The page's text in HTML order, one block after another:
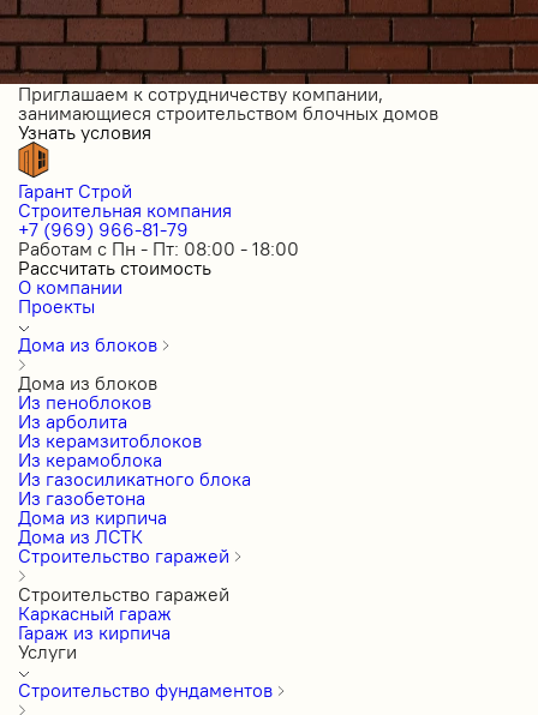
Приглашаем к сотрудничеству компании,
занимающиеся строительством блочных домов
Узнать условия
Гарант Строй
Строительная компания
+7 (969) 966-81-79
Работам с Пн - Пт: 08:00 - 18:00
Рассчитать стоимость
О компании
Проекты
Дома из блоков
Дома из блоков
Из пеноблоков
Из арболита
Из керамзитоблоков
Из керамоблока
Из газосиликатного блока
Из газобетона
Дома из кирпича
Дома из ЛСТК
Строительство гаражей
Строительство гаражей
Каркасный гараж
Гараж из кирпича
Услуги
Строительство фундаментов